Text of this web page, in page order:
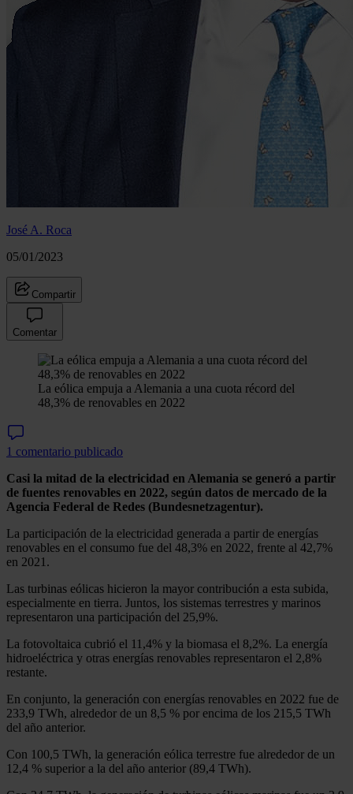
José A. Roca
05/01/2023
Compartir
Comentar
La eólica empuja a Alemania a una cuota récord del
48,3% de renovables en 2022
1 comentario publicado
Casi la mitad de la electricidad en Alemania se generó a partir
de fuentes renovables en 2022, según datos de mercado de la
Agencia Federal de Redes (Bundesnetzagentur).
La participación de la electricidad generada a partir de energías
renovables en el consumo fue del 48,3% en 2022, frente al 42,7%
en 2021.
Las turbinas eólicas hicieron la mayor contribución a esta subida,
especialmente en tierra. Juntos, los sistemas terrestres y marinos
representaron una participación del 25,9%.
La fotovoltaica cubrió el 11,4% y la biomasa el 8,2%. La energía
hidroeléctrica y otras energías renovables representaron el 2,8%
restante.
En conjunto, la generación con energías renovables en 2022 fue de
233,9 TWh, alrededor de un 8,5 % por encima de los 215,5 TWh
del año anterior.
Con 100,5 TWh, la generación eólica terrestre fue alrededor de un
12,4 % superior a la del año anterior (89,4 TWh).